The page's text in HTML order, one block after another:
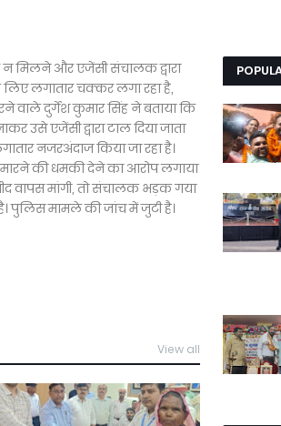
न मिलने और एजेंसी संचालक द्वारा
लगातार चक्कर लगा रहा है,
वाले दुर्गेश कुमार सिंह ने बताया कि
उसे एजेंसी द्वारा टाल दिया जाता
नजरअंदाज किया जा रहा है।
की धमकी देने का आरोप लगाया
वापस मांगी, तो संचालक भड़क गया
पुलिस मामले की जांच में जुटी है।
View all